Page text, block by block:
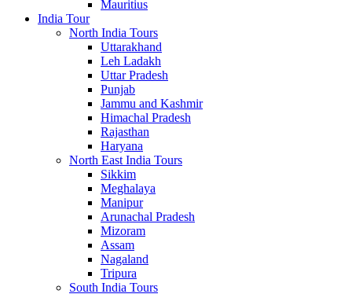
Mauritius
India Tour
North India Tours
Uttarakhand
Leh Ladakh
Uttar Pradesh
Punjab
Jammu and Kashmir
Himachal Pradesh
Rajasthan
Haryana
North East India Tours
Sikkim
Meghalaya
Manipur
Arunachal Pradesh
Mizoram
Assam
Nagaland
Tripura
South India Tours